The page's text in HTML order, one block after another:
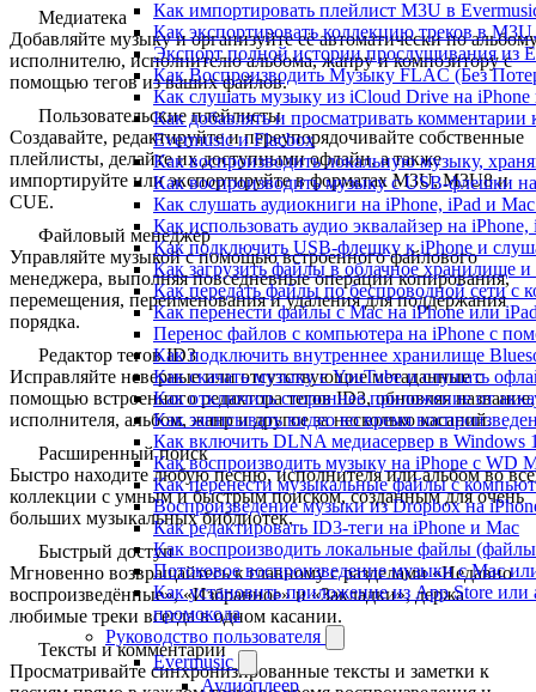
Как импортировать плейлист M3U в
Как экспортировать коллекцию треков в
Экспорт полной истории прослушивания из
Как Воспроизводить Музыку FLAC (Без
Как слушать музыку из iCloud Drive на
Как добавлять и просматривать
Evermusic и Flacbox
Как воспроизводить локальную музыку,
Как воспроизводить музыку с USB-флешки
Как слушать аудиокниги на iPhone, iPad и
Как использовать аудио эквалайзер на
Как подключить USB-флешку к iPhone и
Как загрузить файлы в облачное хранилище
Как передать файлы по беспроводной сети
Как перенести файлы с Mac на iPhone или
Перенос файлов с компьютера на iPhone с
Как подключить внутреннее хранилище
Как скачать музыку с YouTube и слушать
Как отключить стороннее приложение от
Как записывать видео во время
Как включить DLNA медиасервер в Windows
Как воспроизводить музыку на iPhone с WD
Как перенести музыкальные файлы с
Воспроизведение музыки из Dropbox на
Как редактировать ID3-теги на iPhone и Mac
Как воспроизводить локальные файлы
Потоковое воспроизведение музыки с Mac
Как установить приложение из App Store
промокода
Руководство пользователя
Evermusic
Аудиоплеер
Медиатека
Добавляйте музыку и организуйте её автоматически по
исполнителю, исполнителю альбома, жанру и композитору с
помощью тегов из ваших файлов.
Пользовательские плейлисты
Создавайте, редактируйте и переупорядочивайте собственные
плейлисты, делайте их доступными офлайн, а также
импортируйте или экспортируйте в форматах M3U, M3U8 и
CUE.
Файловый менеджер
Управляйте музыкой с помощью встроенного файлового
менеджера, выполняя повседневные операции копирования,
перемещения, переименования и удаления для поддержания
порядка.
Редактор тегов ID3
Исправляйте неверные или отсутствующие метаданные с
помощью встроенного редактора тегов ID3, обновляя название,
исполнителя, альбом, жанр и другое за несколько касаний.
Расширенный поиск
Быстро находите любую песню, исполнителя или альбом во
коллекции с умным и быстрым поиском, созданным для очень
больших музыкальных библиотек.
Быстрый доступ
Мгновенно возвращайтесь к главному с разделами «Недавно
воспроизведённые», «Избранное» и «Закладки», держа
любимые треки всегда в одном касании.
Тексты и комментарии
Просматривайте синхронизированные тексты и заметки к